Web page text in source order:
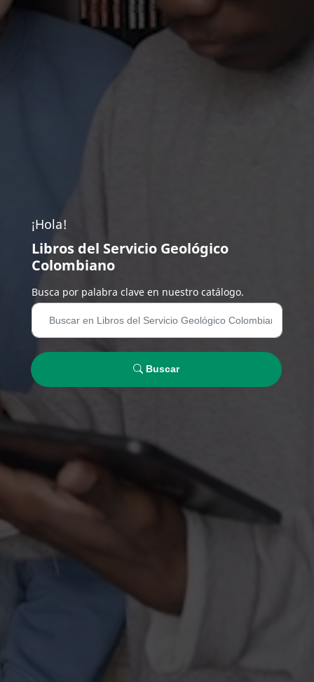
¡Hola!
Libros del Servicio Geológico
Colombiano
Busca por palabra clave en nuestro catálogo.
Buscar